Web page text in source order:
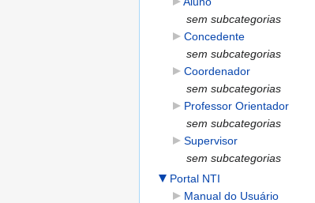
sem subcategorias
Concedente
sem subcategorias
Coordenador
sem subcategorias
Professor Orientador
sem subcategorias
Supervisor
sem subcategorias
Portal NTI
Manual do Usuário